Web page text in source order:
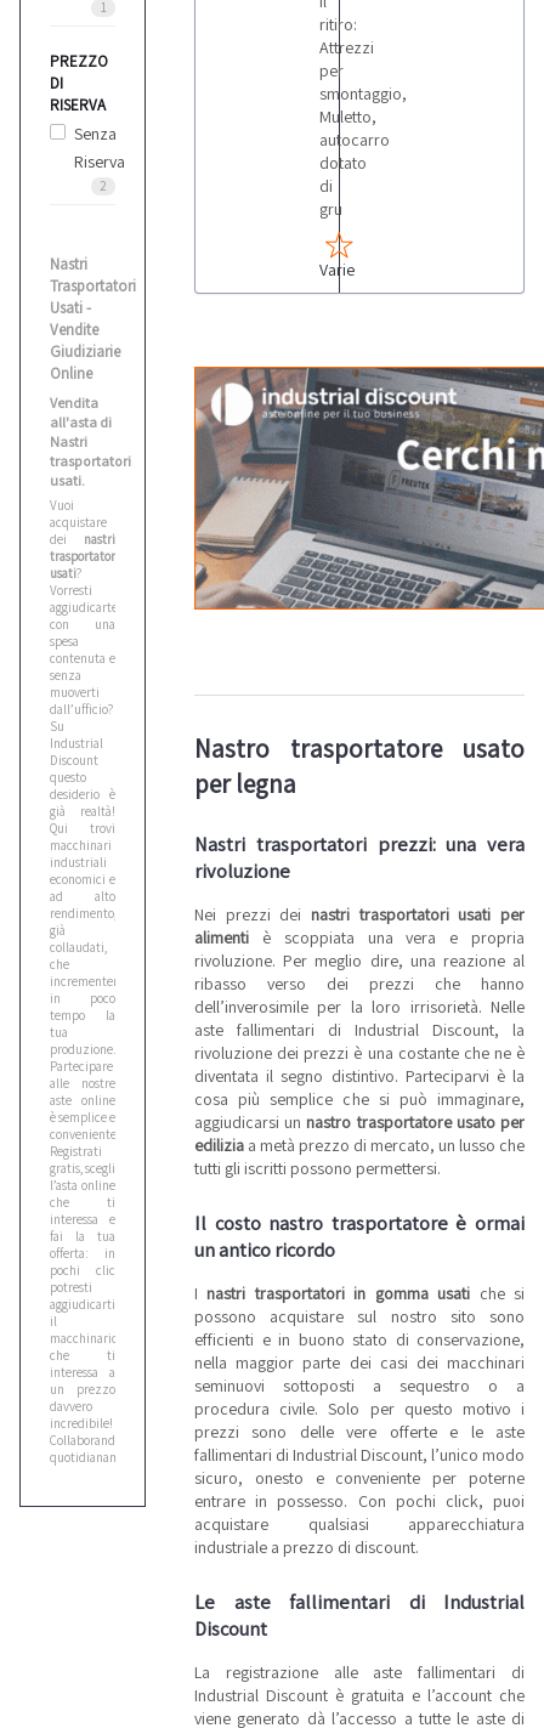
1
PREZZO
DI
RISERVA
Senza
Riserva
2
Nastri
Trasportatori
Usati -
Vendite
Giudiziarie
Online
Vendita
all'asta di
Nastri
trasportatori
usati.
Vuoi
acquistare
dei nastri
trasportatori
usati?
Vorresti
aggiudicarteli
con una
spesa
contenuta e
senza
muoverti
dall’ufficio?
Su
Industrial
Discount
questo
desiderio è
già realtà!
Qui trovi
macchinari
industriali
economici e
ad alto
rendimento,
già
collaudati,
che
incrementeranno
in poco
tempo la
tua
produzione.
Partecipare
alle nostre
aste online
è semplice e
conveniente.
Registrati
gratis, scegli
l’asta online
che ti
interessa e
fai la tua
offerta: in
pochi clic
potresti
aggiudicarti
il
macchinario
che ti
interessa a
un prezzo
davvero
incredibile!
Collaborando
quotidianamente
italiani,
ritiro:
Attrezzi
per
smontaggio,
Muletto,
autocarro
dotato
di
gru
Varie
Nastro trasportatore usato
per legna
Nastri trasportatori prezzi: una vera
rivoluzione
Nei prezzi dei nastri trasportatori usati per
alimenti è scoppiata una vera e propria
rivoluzione. Per meglio dire, una reazione al
ribasso verso dei prezzi che hanno
dell’inverosimile per la loro irrisorietà. Nelle
aste fallimentari di Industrial Discount, la
rivoluzione dei prezzi è una costante che ne è
diventata il segno distintivo. Parteciparvi è la
cosa più semplice che si può immaginare,
aggiudicarsi un nastro trasportatore usato per
edilizia a metà prezzo di mercato, un lusso che
tutti gli iscritti possono permettersi.
Il costo nastro trasportatore è ormai
un antico ricordo
I nastri trasportatori in gomma usati che si
possono acquistare sul nostro sito sono
efficienti e in buono stato di conservazione,
nella maggior parte dei casi dei macchinari
seminuovi sottoposti a sequestro o a
procedura civile. Solo per questo motivo i
prezzi sono delle vere offerte e le aste
fallimentari di Industrial Discount, l’unico modo
sicuro, onesto e conveniente per poterne
entrare in possesso. Con pochi click, puoi
acquistare qualsiasi apparecchiatura
industriale a prezzo di discount.
Le aste fallimentari di Industrial
Discount
La registrazione alle aste fallimentari di
Industrial Discount è gratuita e l’account che
viene generato dà l’accesso a tutte le aste di